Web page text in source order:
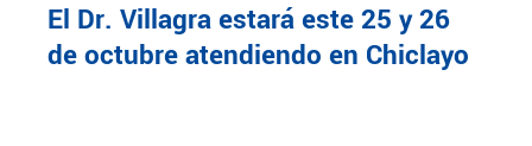
El Dr. Villagra estará este 25 y 26
de octubre atendiendo en Chiclayo